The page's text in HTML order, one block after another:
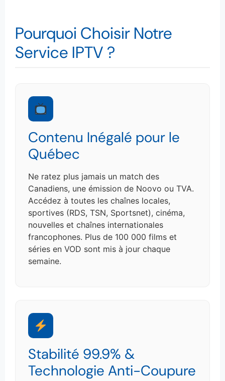
Pourquoi Choisir Notre
Service IPTV ?
Contenu Inégalé pour le
Québec
Ne ratez plus jamais un match des
Canadiens, une émission de Noovo ou TVA.
Accédez à toutes les chaînes locales,
sportives (RDS, TSN, Sportsnet), cinéma,
nouvelles et chaînes internationales
francophones. Plus de 100 000 films et
séries en VOD sont mis à jour chaque
semaine.
Stabilité 99.9% &
Technologie Anti-Coupure